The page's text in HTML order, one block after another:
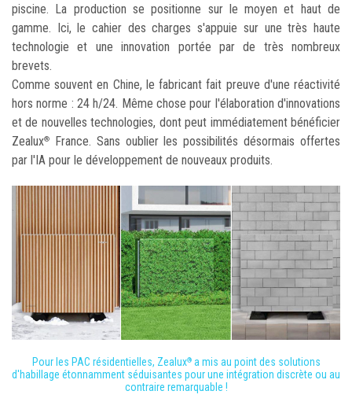
piscine. La production se positionne sur le moyen et haut de
gamme. Ici, le cahier des charges s'appuie sur une très haute
technologie et une innovation portée par de très nombreux
brevets.
Comme souvent en Chine, le fabricant fait preuve d'une réactivité
hors norme : 24 h/24. Même chose pour l'élaboration d'innovations
et de nouvelles technologies, dont peut immédiatement bénéficier
Zealux®
France. Sans oublier les possibilités désormais offertes
par l'IA pour le développement de nouveaux produits.
Pour les PAC résidentielles, Zealux®a mis au point des solutions
d'habillage étonnamment séduisantes pour une intégration discrète ou au
contraire remarquable !